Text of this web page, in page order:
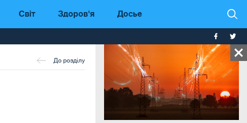
Світ Здоров'я Досье
До розділу